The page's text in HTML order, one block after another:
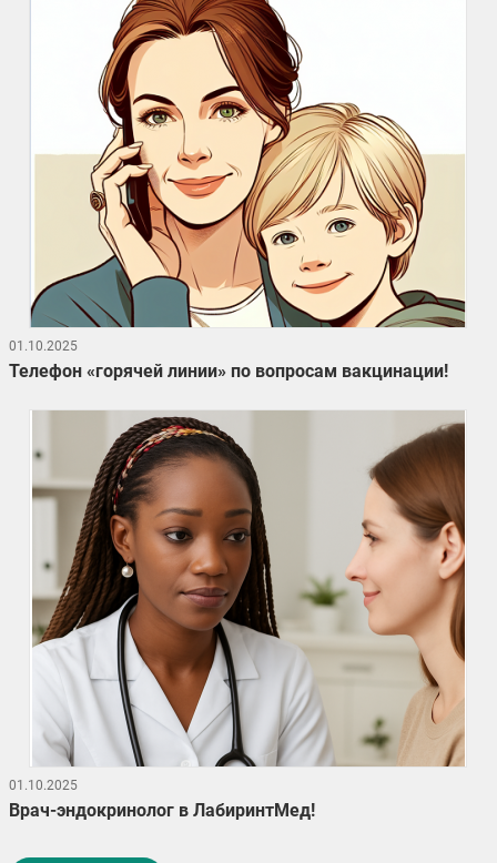
01.10.2025
Телефон «горячей линии» по вопросам вакцинации!
01.10.2025
Врач-эндокринолог в ЛабиринтМед!